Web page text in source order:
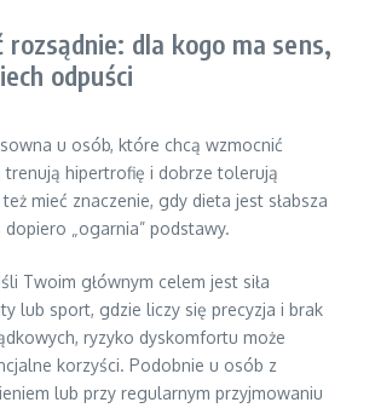
rozsądnie: dla kogo ma sens,
odpuści
u osób, które chcą wzmocnić
trenują hipertrofię i dobrze tolerują
mieć znaczenie, gdy dieta jest słabsza
„ogarnia” podstawy.
Twoim głównym celem jest siła
lub sport, gdzie liczy się precyzja i brak
ryzyko dyskomfortu może
korzyści. Podobnie u osób z
lub przy regularnym przyjmowaniu